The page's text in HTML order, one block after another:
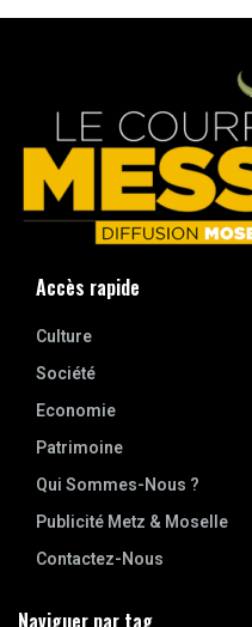
Accès rapide
Culture
Société
Economie
Patrimoine
Qui Sommes-Nous ?
Publicité Metz & Moselle
Contactez-Nous
Naviguer par tag